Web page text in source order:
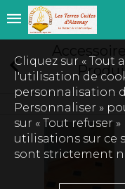
Cliquez sur « Tout
l'utilisation de
personnalisation
Personnaliser »
sur « Tout refuser
utilisations sur ce
sont strictement